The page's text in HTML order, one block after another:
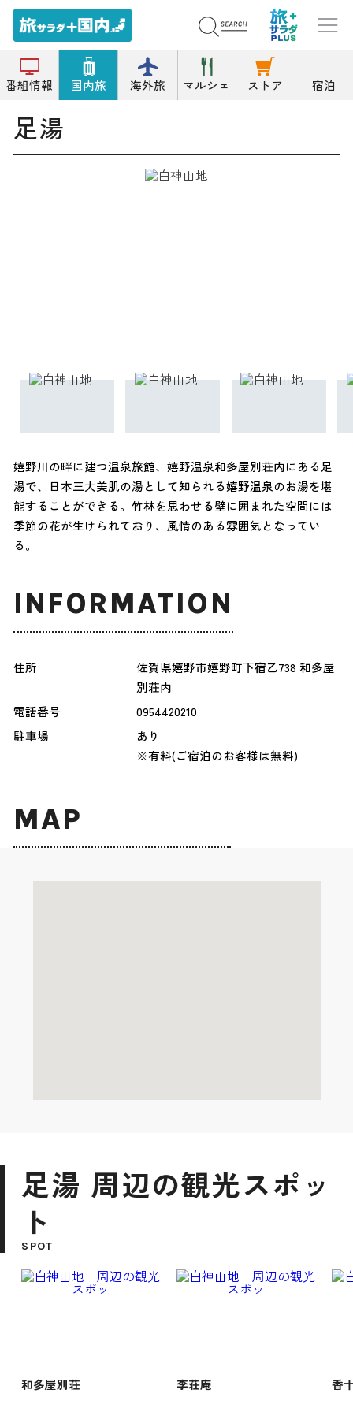
番組情報 国内旅 海外旅 マルシェ ストア 宿泊
トップ 温泉/温泉浴場 足湯
足湯
嬉野川の畔に建つ温泉旅館、嬉野温泉和多屋別荘内にある足
湯で、日本三大美肌の湯として知られる嬉野温泉のお湯を堪
能することができる。竹林を思わせる壁に囲まれた空間には
季節の花が生けられており、風情のある雰囲気となってい
る。
INFORMATION
住所
佐賀県嬉野市嬉野町下宿乙738 和多屋
別荘内
電話番号
0954420210
駐車場
あり
※有料(ご宿泊のお客様は無料)
MAP
足湯 周辺の観光スポッ
ト
SPOT
和多屋別荘 李荘庵 香